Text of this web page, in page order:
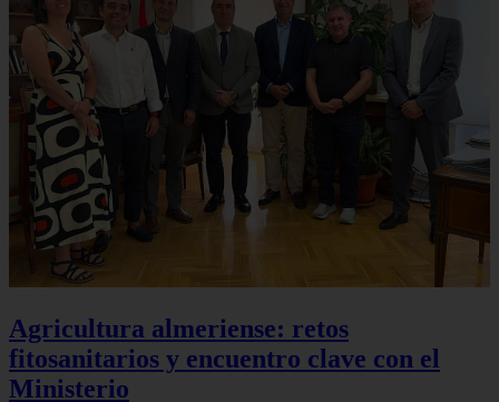
Agricultura almeriense: retos
fitosanitarios y encuentro clave con el
Ministerio